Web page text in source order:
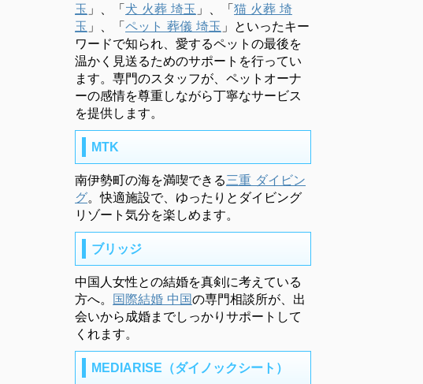
玉 」、「犬 火葬 埼玉 」、「猫 火葬 埼
玉 」、「ペット 葬儀 埼玉 」といったキー
ワードで知られ、愛するペットの最後を
温かく見送るためのサポートを行ってい
ます。専門のスタッフが、ペットオーナ
ーの感情を尊重しながら丁寧なサービス
を提供します。
MTK
南伊勢町の海を満喫できる三重 ダイビン
グ。快適施設で、ゆったりとダイビング
リゾート気分を楽しめます。
ブリッジ
中国人女性との結婚を真剣に考えている
方へ。 国際結婚 中国の専門相談所が、出
会いから成婚までしっかりサポートして
くれます。
MEDIARISE（ダイノックシート）